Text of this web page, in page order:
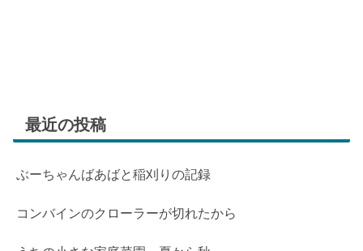
最近の投稿
ぶーちゃんばあばと稲刈りの記録
コンバインのクローラーが切れたから